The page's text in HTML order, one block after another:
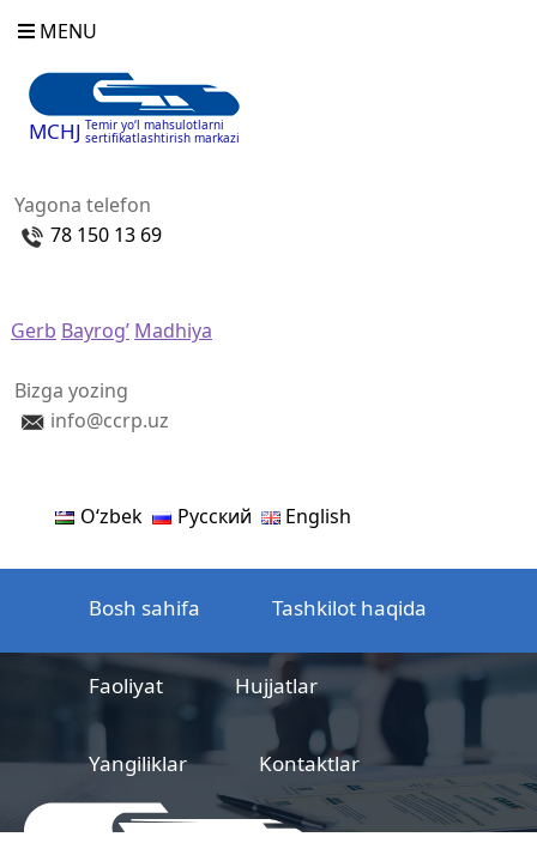
MENU
MCHJ Temir yo‘l mahsulotlarni
sertifikatlashtirish markazi
Yagona telefon
78 150 13 69
Gerb Bayrog’ Madhiya
Bizga yozing
info@ccrp.uz
Oʻzbek Русский English
Bosh sahifa Tashkilot haqida
Faoliyat Hujjatlar
Yangiliklar Kontaktlar